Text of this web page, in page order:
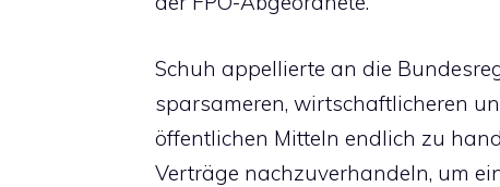
Schuh appellierte an die
sparsameren, wirtschaftlicheren
öffentlichen Mitteln endlich zu
Verträge nachzuverhandeln, um